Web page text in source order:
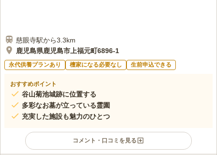
慈眼寺駅から3.3km
鹿児島県鹿児島市上福元町6896-1
永代供養プランあり 檀家になる必要なし 生前申込できる
おすすめポイント
谷山菊池城跡に位置する
多彩なお墓が立っている霊園
充実した施設も魅力のひとつ
コメント・口コミを見る